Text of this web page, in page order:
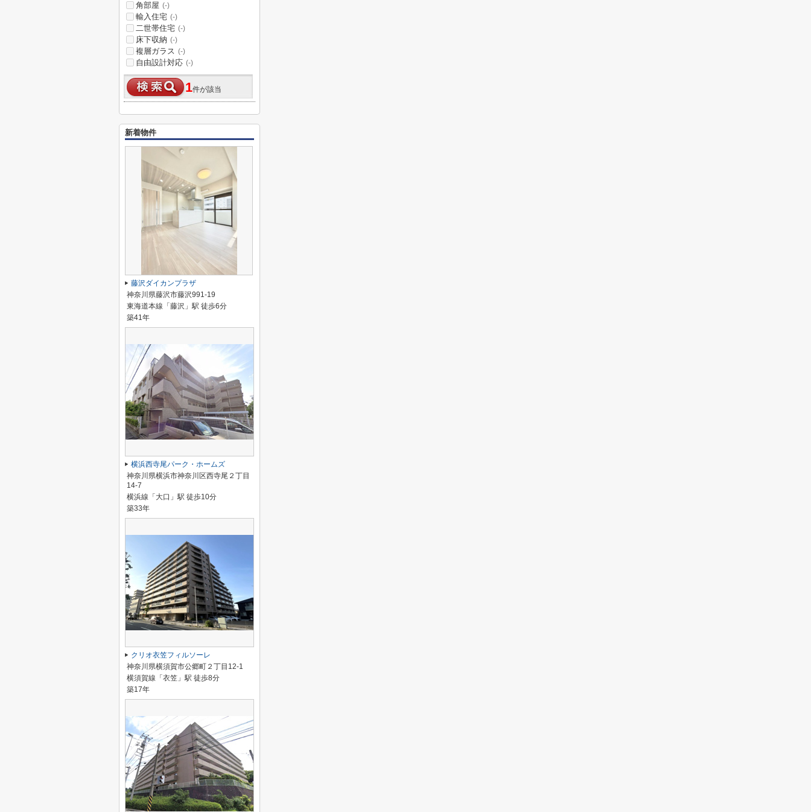
角部屋 (-)
輸入住宅 (-)
二世帯住宅 (-)
床下収納 (-)
複層ガラス (-)
自由設計対応 (-)
1件が該当
新着物件
藤沢ダイカンプラザ
神奈川県藤沢市藤沢991-19
東海道本線「藤沢」駅 徒歩6分
築41年
横浜西寺尾パーク・ホームズ
神奈川県横浜市神奈川区西寺尾２丁目
14-7
横浜線「大口」駅 徒歩10分
築33年
クリオ衣笠フィルソーレ
神奈川県横須賀市公郷町２丁目12-1
横須賀線「衣笠」駅 徒歩8分
築17年